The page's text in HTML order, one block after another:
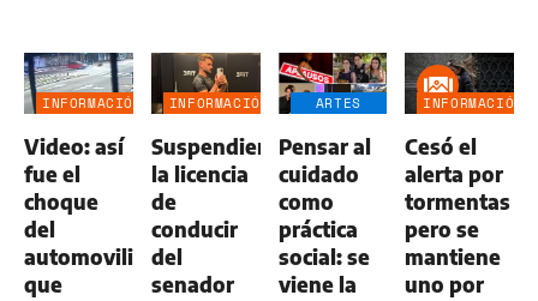
INFORMACIÓN
Video: así
fue el
choque
del
automovilista
que
INFORMACIÓN
Suspendieron
la licencia
de
conducir
del
senador
ARTES
Pensar al
cuidado
como
práctica
social: se
viene la
INFORMACIÓN
Cesó el
alerta por
tormentas
pero se
mantiene
uno por